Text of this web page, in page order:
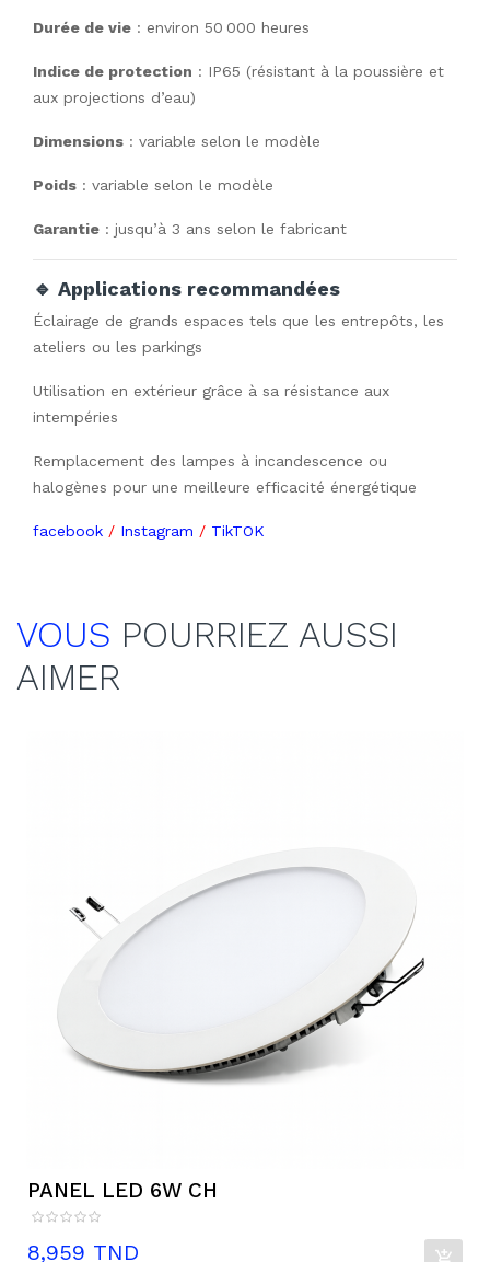
Durée de vie : environ 50 000 heures
Indice de protection : IP65 (résistant à la poussière et
aux projections d’eau)
Dimensions : variable selon le modèle
Poids : variable selon le modèle
Garantie : jusqu’à 3 ans selon le fabricant
🔹 Applications recommandées
Éclairage de grands espaces tels que les entrepôts, les
ateliers ou les parkings
Utilisation en extérieur grâce à sa résistance aux
intempéries
Remplacement des lampes à incandescence ou
halogènes pour une meilleure efficacité énergétique
facebook / Instagram / TikTOK
VOUS POURRIEZ AUSSI
AIMER
PANEL LED 6W CH
Prix
8,959 TND